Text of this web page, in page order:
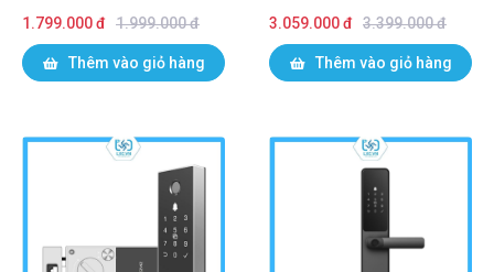
1.799.000 đ 1.999.000 đ
Thêm vào giỏ hàng
3.059.000 đ 3.399.000 đ
Thêm vào giỏ hàng